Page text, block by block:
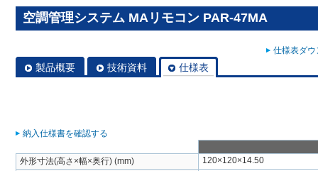
空調管理システム MAリモコン PAR-47MA
仕様表ダ
製品概要 技術資料 仕様表
納入仕様書を確認する
外形寸法(高さ×幅×奥行) (mm)
120×120×14.50